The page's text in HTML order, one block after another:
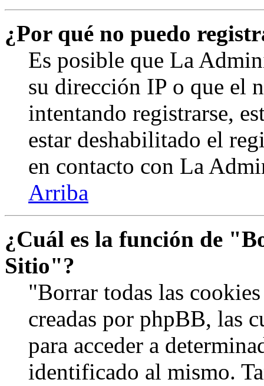
¿Por qué no puedo
Es posible que La
su dirección IP o que el
intentando registrarse,
estar deshabilitado el
en contacto con La
Arriba
¿Cuál es la función de
Sitio"?
"Borrar todas las
creadas por phpBB, las
para acceder a
identificado al mismo.